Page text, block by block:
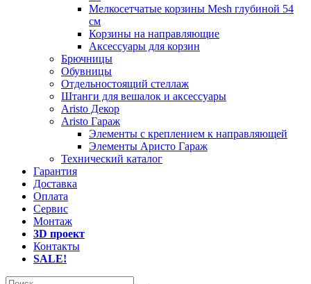
Мелкосетчатые корзины Mesh глубиной 54
см
Корзины на направляющие
Аксессуары для корзин
Брючницы
Обувницы
Отдельностоящий стеллаж
Штанги для вешалок и аксессуары
Aristo Декор
Aristo Гараж
Элементы с креплением к направляющей
Элементы Аристо Гараж
Технический каталог
Гарантия
Доставка
Оплата
Сервис
Монтаж
3D проект
Контакты
SALE!